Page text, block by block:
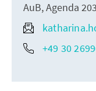
AuB, Agenda
+49 30